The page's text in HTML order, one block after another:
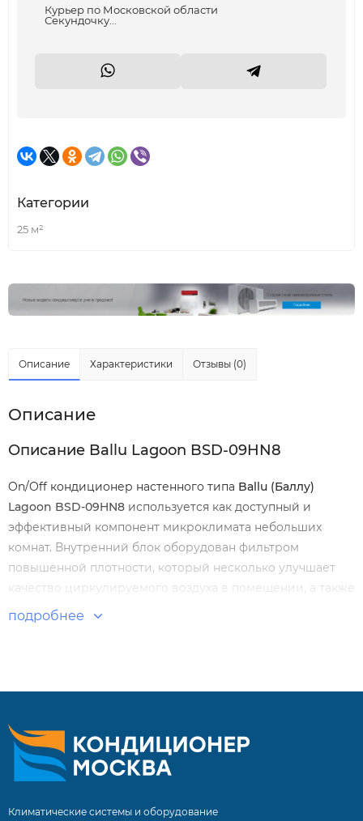
Курьер по Московской области
Секундочку...
Категории
25 м²
Описание Характеристики Отзывы (0)
Описание
Описание Ballu Lagoon BSD-09HN8
On/Off кондиционер настенного типа Ballu (Баллу)
Lagoon BSD-09HN8 используется как доступный и
эффективный компонент микроклимата небольших
комнат. Внутренний блок оборудован фильтром
повышенной плотности, который несколько улучшает
качество циркулируемого воздуха в помещении, а также
легко снимается и моется.
Память настроек
Сниженный уровень шума
подробнее
Климатические системы и оборудование